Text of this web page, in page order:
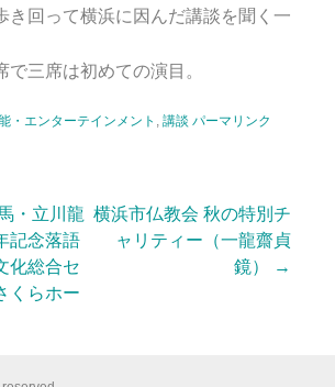
き回って横浜に因んだ講談を聞く一
で三席は初めての演目。
・エンターテインメント , 講談 パーマリンク
・立川龍
記念落語
化総合セ
くらホー
横浜市仏教会 秋の特別チ
ャリティー（一龍齋貞
鏡）
→